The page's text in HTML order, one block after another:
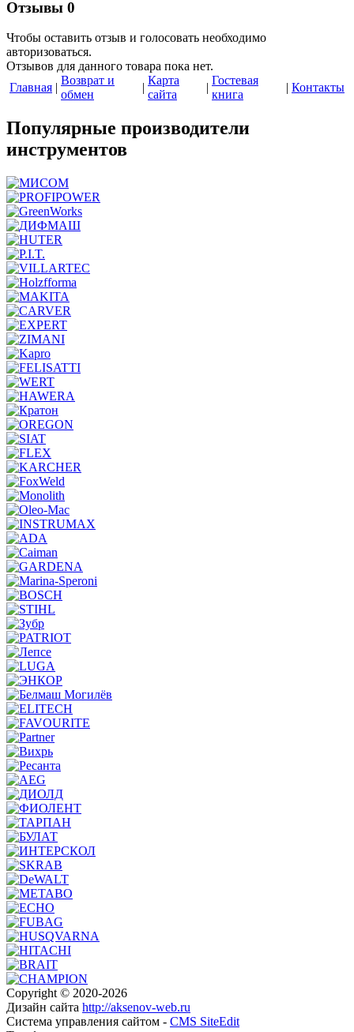
Отзывы 0
Чтобы оcтавить отзыв и голосовать необходимо
авторизоваться.
Отзывов для данного товара пока нет.
Главная
Возврат и
обмен
Карта
сайта
Гостевая
книга
Контакты
Популярные производители
инструментов
Copyright © 2020-2026
Дизайн сайта http://aksenov-web.ru
Система управления сайтом - CMS SiteEdit